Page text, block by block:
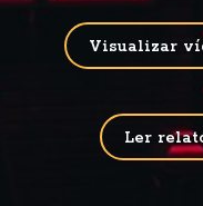
Visualizar
Ler